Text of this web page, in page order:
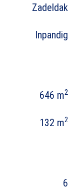
Zadeldak
Inpandig
646 m2
132 m2
6